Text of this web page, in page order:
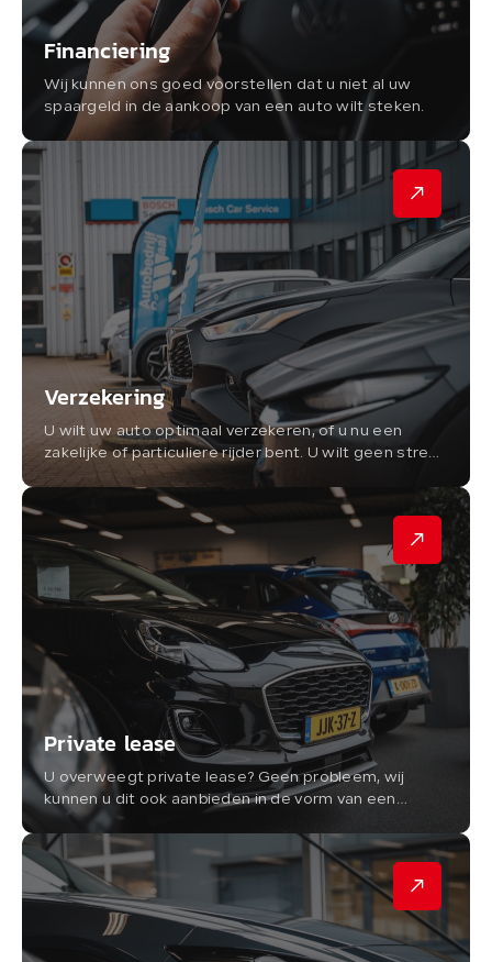
Financiering
Wij kunnen ons goed voorstellen dat u niet al uw
spaargeld in de aankoop van een auto wilt steken.
Verzekering
U wilt uw auto optimaal verzekeren, of u nu een
zakelijke of particuliere rijder bent. U wilt geen stress
en goede premies. Bij Autobedrijf de Waal in
Gouderak werken we samen...
Private lease
U overweegt private lease? Geen probleem, wij
kunnen u dit ook aanbieden in de vorm van een
nieuwe of jong gebruikte auto.